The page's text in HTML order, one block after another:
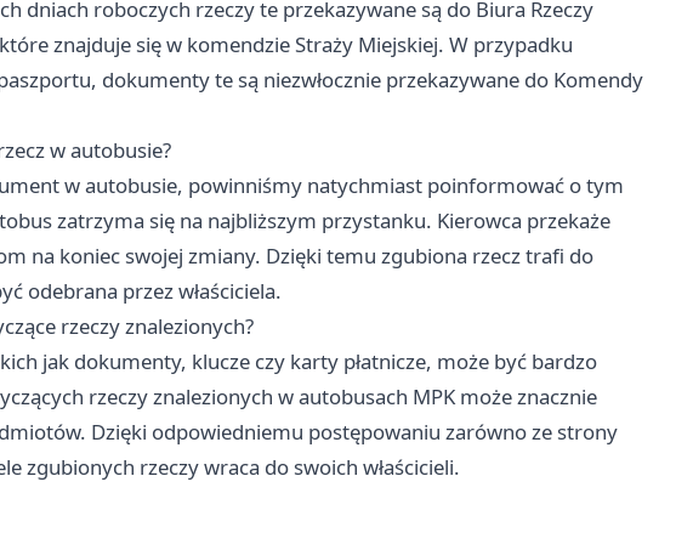
dniach roboczych rzeczy te przekazywane są do Biura Rzeczy
znajduje się w komendzie Straży Miejskiej. W przypadku
dokumenty te są niezwłocznie przekazywane do Komendy
w autobusie?
w autobusie, powinniśmy natychmiast poinformować o tym
zatrzyma się na najbliższym przystanku. Kierowca przekaże
na koniec swojej zmiany. Dzięki temu zgubiona rzecz trafi do
odebrana przez właściciela.
rzeczy znalezionych?
jak dokumenty, klucze czy karty płatnicze, może być bardzo
rzeczy znalezionych w autobusach MPK może znacznie
Dzięki odpowiedniemu postępowaniu zarówno ze strony
zgubionych rzeczy wraca do swoich właścicieli.